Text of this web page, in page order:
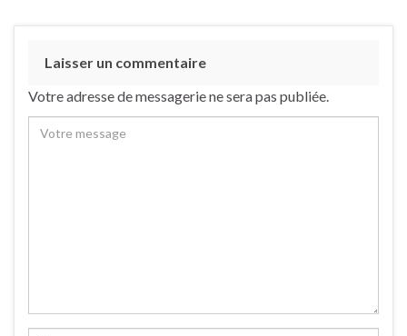
Laisser un commentaire
Votre adresse de messagerie ne sera pas publiée.